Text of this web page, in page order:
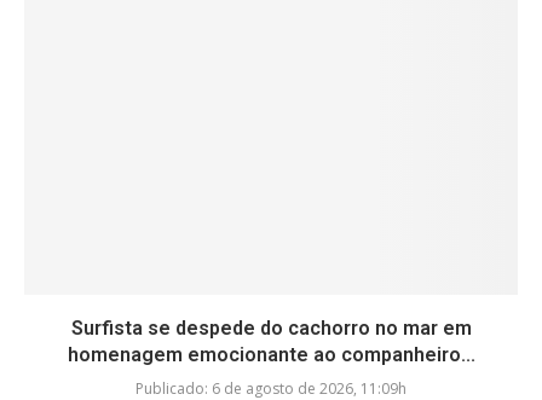
Surfista se despede do cachorro no mar em
homenagem emocionante ao companheiro...
Publicado: 6 de agosto de 2026, 11:09h